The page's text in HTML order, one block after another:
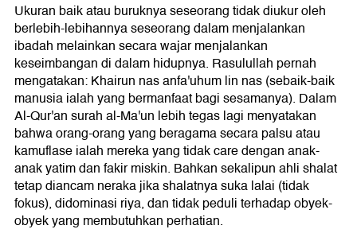
Ukuran baik atau buruknya seseorang tidak diukur oleh
berlebih-lebihannya seseorang dalam menjalankan
ibadah melainkan secara wajar menjalankan
keseimbangan di dalam hidupnya. Rasulullah pernah
mengatakan: Khairun nas anfa'uhum lin nas (sebaik-baik
manusia ialah yang bermanfaat bagi sesamanya). Dalam
Al-Qur'an surah al-Ma'un lebih tegas lagi menyatakan
bahwa orang-orang yang beragama secara palsu atau
kamuflase ialah mereka yang tidak care dengan anak-
anak yatim dan fakir miskin. Bahkan sekalipun ahli shalat
tetap diancam neraka jika shalatnya suka lalai (tidak
fokus), didominasi riya, dan tidak peduli terhadap obyek-
obyek yang membutuhkan perhatian.